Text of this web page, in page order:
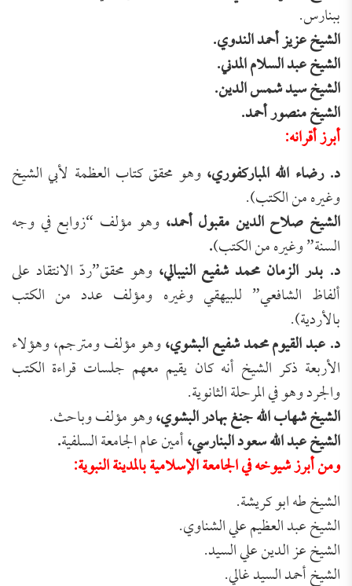
ببنارس.
الشيخ عزيز أحمد الندوي.
الشيخ عبد السلام المدني.
الشيخ سيد شمس الدين.
الشيخ منصور أحمد.
أبرز أقرانه:
د. رضاء الله المباركفوري،وهو محقق كتاب العظمة لأبي الشيخ
وغيره من الكتب).
الشيخ صلاح الدين مقبول أحمد، وهو مؤلف “زوابع في وجه
السنة” وغيره من الكتب).
د. بدر الزمان محمد شفيع النيبالي،وهو محقق”ردّ الانتقاد على
ألفاظ الشافعي” للبيهقي وغيره ومؤلف عدد من الكتب
بالأردية).
د. عبد القيوم محمد شفيع البشوي،وهو مؤلف ومترجم، وهؤلاء
الأربعة ذكر الشيخ أنه كان يقيم معهم جلسات قراءة الكتب
والجرد وهو في المرحلة الثانوية.
الشيخ شهاب الله جنغ بهادر البشوي،وهو مؤلف وباحث.
الشيخ عبد الله سعود البنارسي،أمين عام الجامعة السلفية.
ومن أبرز شيوخه في الجامعة الإسلامية بالمدينة النبوية:
الشيخ طه ابو كريشة.
الشيخ عبد العظيم علي الشناوي.
الشيخ عز الدين علي السيد.
الشيخ أحمد السيد غالي.